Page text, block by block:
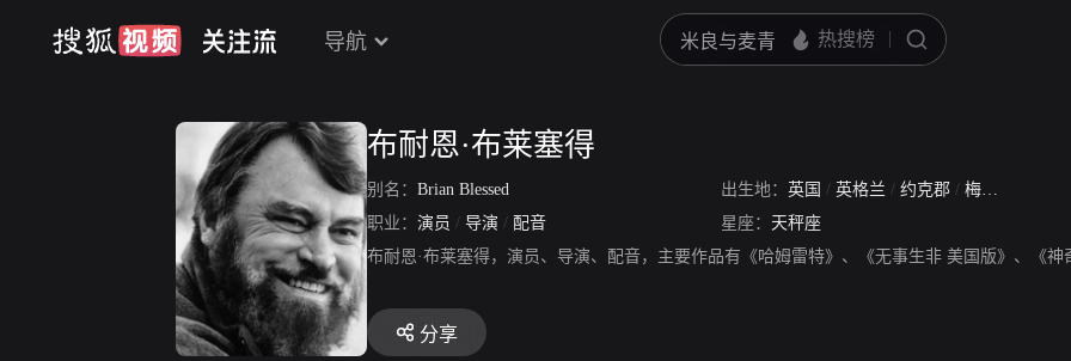
导航
布耐恩·布莱塞得
别名： Brian Blessed 出生地： 英国 / 英格兰 / 约克郡 / 梅克斯伯勒
职业： 演员 / 导演 / 配音 星座： 天秤座
布耐恩·布莱塞得，演员、导演、配音，主要作品有《哈姆雷特》、《无事生非 美国版》、《神
分享